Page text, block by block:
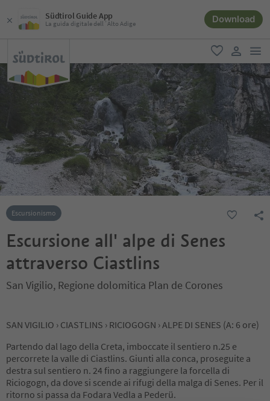
Südtirol Guide App
La guida digitale dell´Alto Adige Download
favoriti
user link
Escursionismo
Escursione all' alpe di Senes
attraverso Ciastlins
San Vigilio, Regione dolomitica Plan de Corones
SAN VIGILIO › CIASTLINS › RICIOGOGN › ALPE DI SENES (A: 6 ore)
Partendo dal lago della Creta, imboccate il sentiero n.25 e
percorrete la valle di Ciastlins. Giunti alla conca, proseguite a
destra sul sentiero n. 24 fino a raggiungere la forcella di
Riciogogn, da dove si scende ai rifugi della malga di Senes. Per il
ritorno si passa da Fodara Vedla a Pederü.